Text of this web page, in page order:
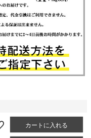
カートに入れる